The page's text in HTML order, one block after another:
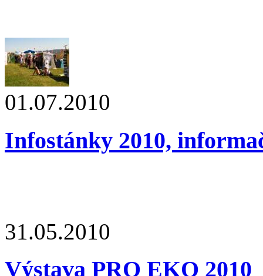
01.07.2010
Infostánky 2010,
31.05.2010
Výstava PRO EKO 2010